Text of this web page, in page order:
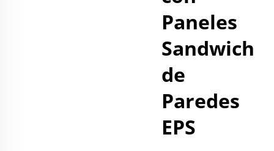
Paneles
Sandwich
de
Paredes
EPS